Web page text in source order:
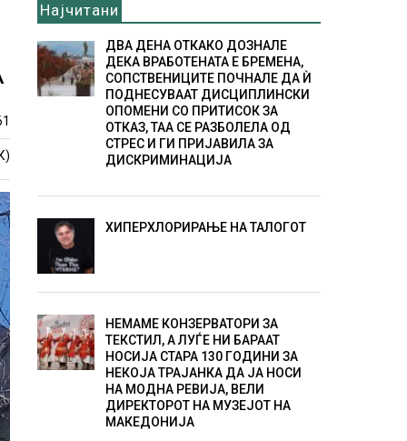
Најчитани
ДВА ДЕНА ОТКАКО ДОЗНАЛЕ
ДЕКА ВРАБОТЕНАТА Е БРЕМЕНА,
СОПСТВЕНИЦИТЕ ПОЧНАЛЕ ДА Ѝ
ПОДНЕСУВААТ ДИСЦИПЛИНСКИ
ОПОМЕНИ СО ПРИТИСОК ЗА
ОТКАЗ, ТАА СЕ РАЗБОЛЕЛА ОД
СТРЕС И ГИ ПРИЈАВИЛА ЗА
ДИСКРИМИНАЦИЈА
ХИПЕРХЛОРИРАЊЕ НА ТАЛОГОТ
НЕМАМЕ КОНЗЕРВАТОРИ ЗА
ТЕКСТИЛ, А ЛУЃЕ НИ БАРААТ
НОСИЈА СТАРА 130 ГОДИНИ ЗА
НЕКОЈА ТРАЈАНКА ДА ЈА НОСИ
НА МОДНА РЕВИЈА, ВЕЛИ
ДИРЕКТОРОТ НА МУЗЕЈОТ НА
МАКЕДОНИЈА